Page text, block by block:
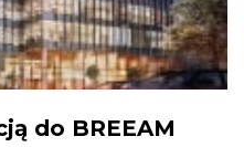
do BREEAM